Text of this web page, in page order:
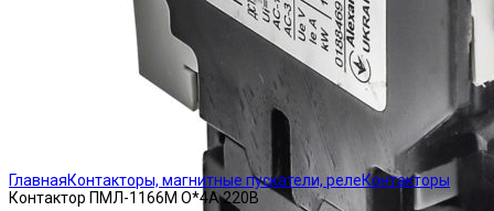
ГлавнаяКонтакторы, магнитные пускатели, релеКонтакторы
Контактор ПМЛ-1166М О*4А 220В